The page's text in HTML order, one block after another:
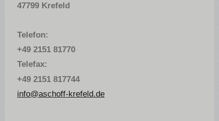
47799 Krefeld
Telefon:
+49 2151 81770
Telefax:
+49 2151 817744
info@aschoff-krefeld.de